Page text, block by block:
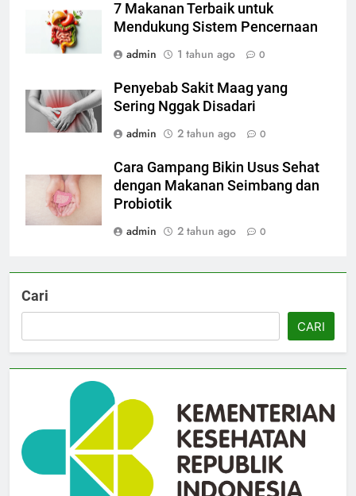
7 Makanan Terbaik untuk
Mendukung Sistem Pencernaan
admin
1 tahun ago 0
Penyebab Sakit Maag yang
Sering Nggak Disadari
admin
2 tahun ago 0
Cara Gampang Bikin Usus Sehat
dengan Makanan Seimbang dan
Probiotik
admin
2 tahun ago 0
Cari
CARI